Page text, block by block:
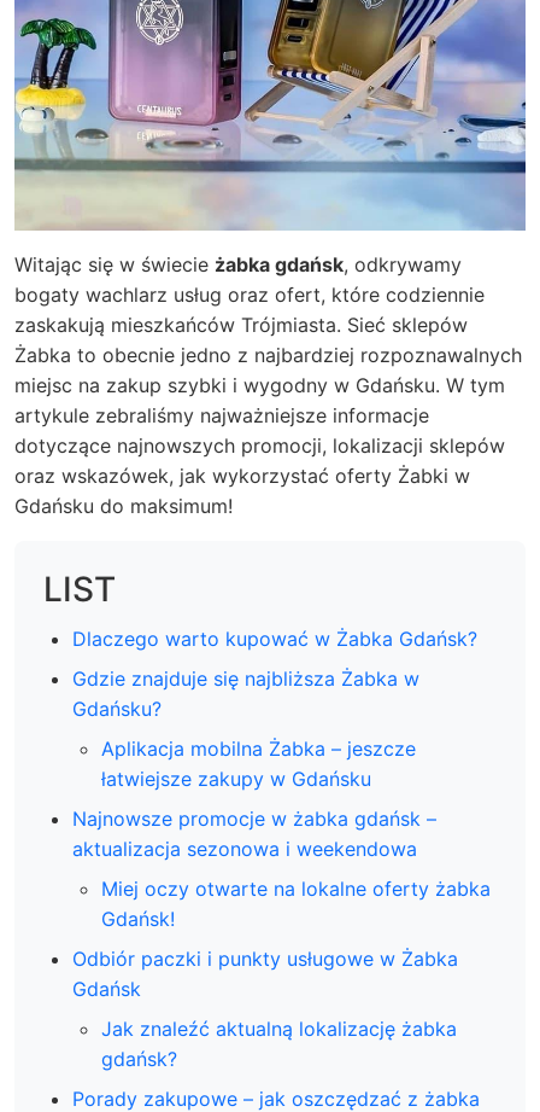
Witając się w świecie żabka gdańsk, odkrywamy
bogaty wachlarz usług oraz ofert, które codziennie
zaskakują mieszkańców Trójmiasta. Sieć sklepów
Żabka to obecnie jedno z najbardziej rozpoznawalnych
miejsc na zakup szybki i wygodny w Gdańsku. W tym
artykule zebraliśmy najważniejsze informacje
dotyczące najnowszych promocji, lokalizacji sklepów
oraz wskazówek, jak wykorzystać oferty Żabki w
Gdańsku do maksimum!
LIST
Dlaczego warto kupować w Żabka Gdańsk?
Gdzie znajduje się najbliższa Żabka w
Gdańsku?
Aplikacja mobilna Żabka – jeszcze
łatwiejsze zakupy w Gdańsku
Najnowsze promocje w żabka gdańsk –
aktualizacja sezonowa i weekendowa
Miej oczy otwarte na lokalne oferty żabka
Gdańsk!
Odbiór paczki i punkty usługowe w Żabka
Gdańsk
Jak znaleźć aktualną lokalizację żabka
gdańsk?
Porady zakupowe – jak oszczędzać z żabka